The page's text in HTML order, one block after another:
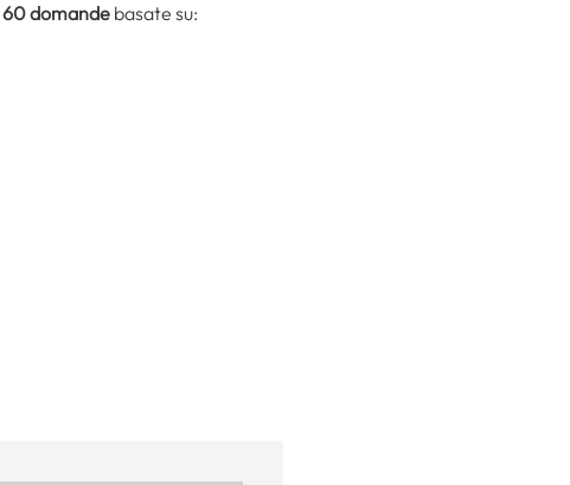
60 domande basate su: